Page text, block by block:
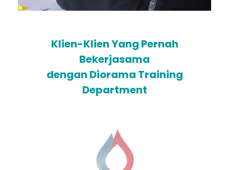
Klien-Klien Yang Pernah
Bekerjasama
dengan Diorama Training
Department